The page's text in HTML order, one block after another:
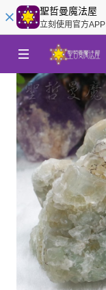
聖哲曼魔法屋
立刻使用官方APP